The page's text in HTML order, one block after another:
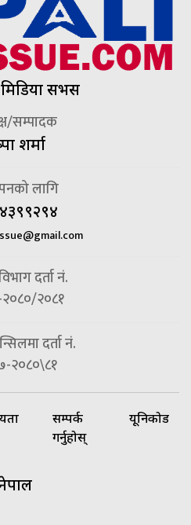
सर्भिस
सम्पादक
शर्मा
लागि
दर्ता नं.
२०८१
दर्ता नं.
२०८०\८१
सम्पर्क
गर्नुहोस्
यूनिकोड